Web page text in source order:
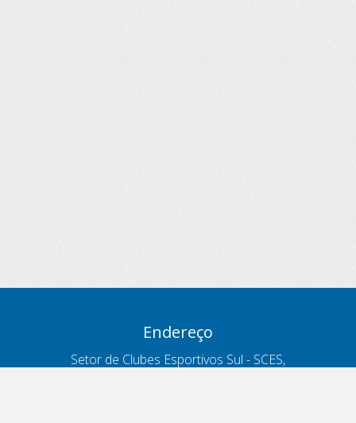
Endereço
Setor de Clubes Esportivos Sul - SCES,